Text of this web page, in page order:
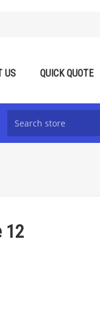
US QUICK QUOTE
12